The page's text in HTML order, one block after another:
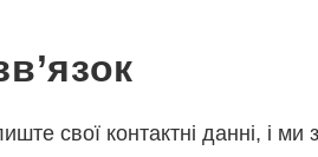
свої контактні данні, і